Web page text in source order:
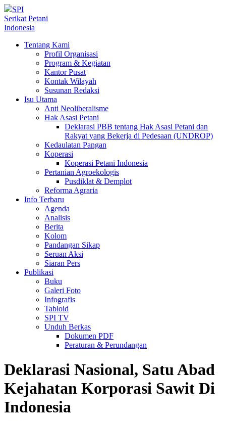
SPI
Serikat Petani
Indonesia
Tentang Kami
Profil Organisasi
Program & Kegiatan
Kantor Pusat
Kontak Wilayah
Susunan Redaksi
Isu Utama
Anti Neoliberalisme
Hak Asasi Petani
Deklarasi PBB tentang Hak Asasi Petani dan
Rakyat yang Bekerja di Pedesaan (UNDROP)
Kedaulatan Pangan
Koperasi
Koperasi Petani Indonesia
Pertanian Agroekologis
Pusdiklat & Demplot
Reforma Agraria
Info Terbaru
Agenda
Analisis
Berita
Kolom
Pandangan Sikap
Seruan Aksi
Siaran Pers
Publikasi
Buku
Galeri Foto
Infografis
Tabloid
SPI TV
Unduh Berkas
Dokumen PDF
Peraturan & Perundangan
Deklarasi Nasional, Satu Abad
Kejahatan Korporasi Sawit Di
Indonesia